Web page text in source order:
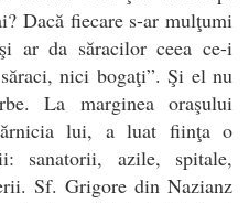
Dacă fiecare s-ar mulţumi
ar da săracilor ceea ce-i
nici bogaţi”. Şi el nu
La marginea oraşului
lui, a luat fiinţa o
sanatorii, azile, spitale,
Sf. Grigore din Nazianz